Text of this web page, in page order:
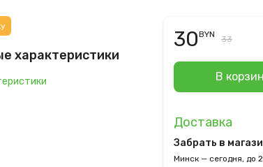
характеристики
30BYN 33
В
Доставка
Забрать в
Минск — сегодня, до